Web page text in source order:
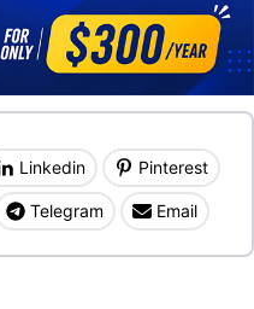
Linkedin Pinterest
Telegram Email